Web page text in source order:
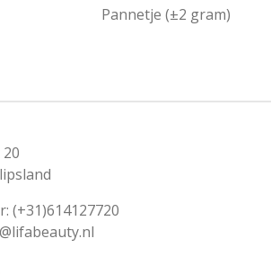
Pannetje (±2 gram)
(+31)614127720